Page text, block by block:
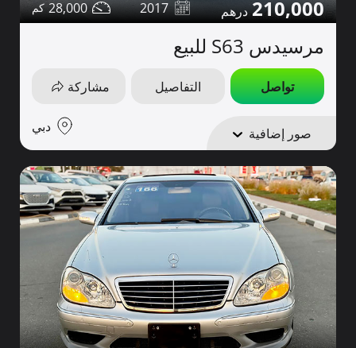
210,000
2017
28,000
مرسيدس S63 للبيع
تواصل التفاصيل مشاركة
صور إضافية دبي